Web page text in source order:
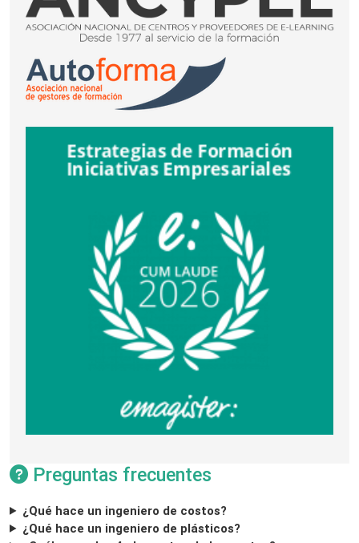
Preguntas frecuentes
¿Qué hace un ingeniero de costos?
¿Qué hace un ingeniero de plásticos?